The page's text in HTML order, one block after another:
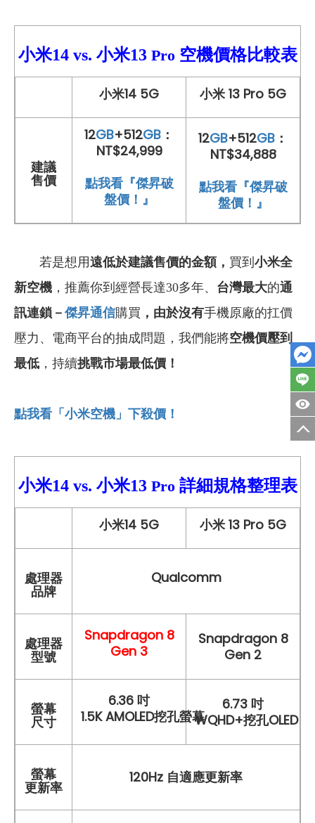
小米14 vs. 小米13Pro 空機價格比較表
小米14 5G 小米 13 Pro 5G
建議
售價
12GB+512GB ：
NT$24,999
點我看『傑昇破
盤價！』
12GB+512GB ：
NT$34,888
點我看『傑昇破
盤價！』
若是想用遠低於建議售價的金額， 買到 小米全
新空機 ，推薦你到經營長達30多年、 台灣最大的通
訊連鎖－ 傑昇通信購買 ，由於沒有手機原廠的扛價
壓力、電商平台的抽成問題，我們能將空機價壓到
最低 ，持續挑戰市場最低價！
點我看「小米空機」下殺價！
小米14 vs. 小米13Pro 詳細規格整理表
小米14 5G 小米 13 Pro 5G
處理器
品牌
Qualcomm
處理器
型號
Snapdragon 8
Gen 3
Snapdragon 8
Gen 2
螢幕
尺寸
6.36 吋
1.5K AMOLED挖孔螢幕
6.73 吋
WQHD+挖孔OLED
螢幕
更新率
120Hz 自適應更新率